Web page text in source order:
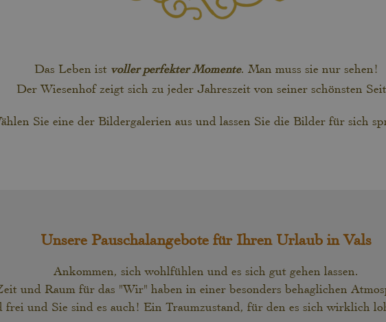
Das Leben ist voller perfekter Momente. Man muss sie nur sehen!
Der Wiesenhof zeigt sich zu jeder Jahreszeit von seiner schönsten
Sie eine der Bildergalerien aus und lassen Sie die Bilder für sich
Unsere Pauschalangebote für Ihren Urlaub in Vals
Ankommen, sich wohlfühlen und es sich gut gehen lassen.
und Raum für das "Wir" haben in einer besonders behaglichen
frei und Sie sind es auch! Ein Traumzustand, für den es sich wirklich